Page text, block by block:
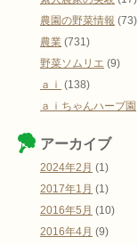
農園の野菜情報 (73)
農業 (731)
野菜ソムリエ (9)
ａｉ (138)
ａｉちゃんハーブ園
アーカイブ
2024年2月 (1)
2017年1月 (1)
2016年5月 (10)
2016年4月 (9)